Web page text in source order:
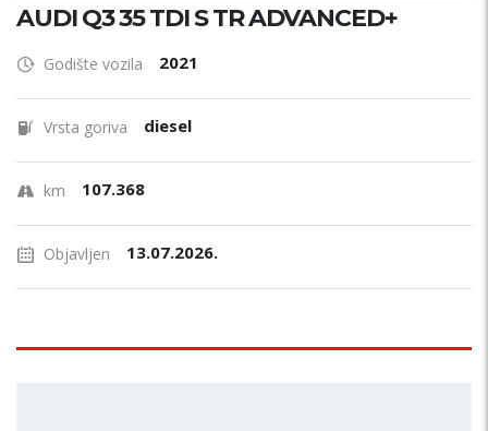
AUDI Q3 35 TDI S TR ADVANCED+
Godište vozila 2021
Vrsta goriva diesel
km 107.368
Objavljen 13.07.2026.